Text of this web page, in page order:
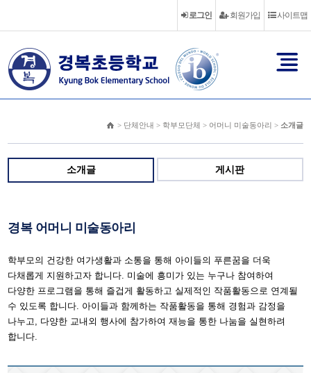
사이트맵
회원가입
로그인
> 단체안내 > 학부모단체 > 어머니 미술동아리 > 소개글
소개글 게시판
경복 어머니 미술동아리
학부모의 건강한 여가생활과 소통을 통해 아이들의 푸른꿈을 더욱
다채롭게 지원하고자 합니다. 미술에 흥미가 있는 누구나 참여하여
다양한 프로그램을 통해 즐겁게 활동하고 실제적인 작품활동으로 연계될
수 있도록 합니다. 아이들과 함께하는 작품활동을 통해 경험과 감정을
나누고, 다양한 교내외 행사에 참가하여 재능을 통한 나눔을 실현하려
합니다.